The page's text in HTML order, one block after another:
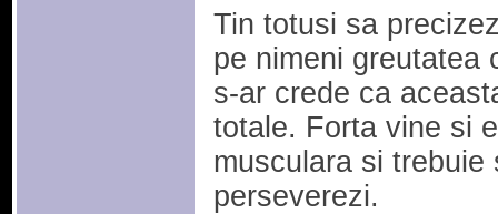
Tin totusi sa
pe nimeni greutatea
s-ar crede ca
totale. Forta vine si
musculara si trebuie
perseverezi.